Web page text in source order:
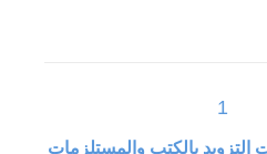
التزويد بالكتب والمستلزمات